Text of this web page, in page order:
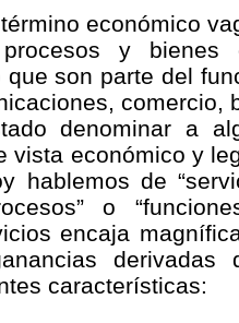
término económico
y bienes
que son parte del
comercio,
denominar a
vista económico y
hablemos de
o
encaja
derivadas
características: